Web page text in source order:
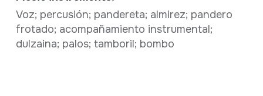
Voz; percusión; pandereta; almirez; pandero
frotado; acompañamiento instrumental;
dulzaina; palos; tamboril; bombo